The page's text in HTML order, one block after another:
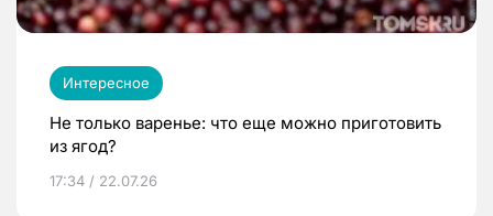
Интересное
Не только варенье: что еще можно приготовить
из ягод?
17:34 / 22.07.26